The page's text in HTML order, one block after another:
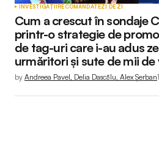
INVESTIGAȚIIRECOMANDATEZI DE ZI
Cum a crescut în sondaje
printr-o strategie de
de tag-uri care i-au adus
urmăritori și sute de mii de
by Andreea Pavel, Delia Dascălu, Alex Șerban